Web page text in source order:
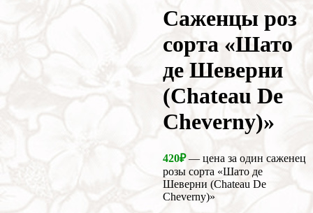
Cаженцы роз
сорта «Шато
де Шеверни
(Chateau De
Cheverny)»
420₽— цена за один саженец
розы сорта «Шато де
Шеверни (Chateau De
Cheverny)»